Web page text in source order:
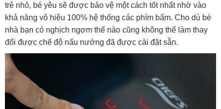
trẻ nhỏ, bé yêu sẽ được bảo vệ một cách tốt nhất nhờ vào
khả năng vô hiệu 100% hệ thống các phím bấm. Cho dù bé
nhà bạn có nghịch ngợm thế nào cũng không thể làm thay
đổi được chế độ nấu nướng đã được cài đặt sẵn.